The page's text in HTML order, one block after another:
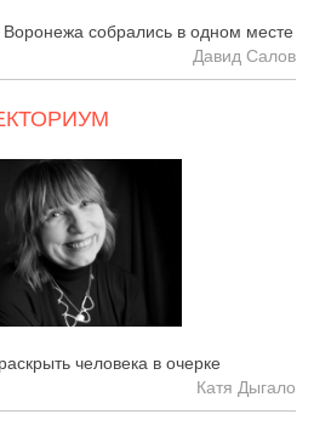
собрались в одном месте
Давид Салов
человека в очерке
Катя Дыгало